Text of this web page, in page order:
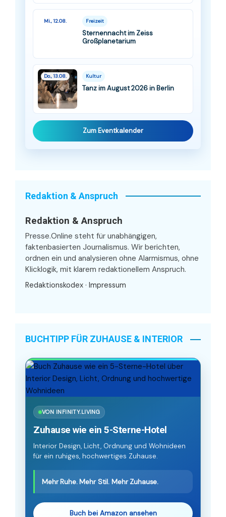
Mi., 12.08. Freizeit
Sternennacht im Zeiss
Großplanetarium
Do., 13.08. Kultur
Tanz im August 2026 in Berlin
Zum Eventkalender
Redaktion & Anspruch
Redaktion & Anspruch
Presse.Online steht für unabhängigen,
faktenbasierten Journalismus. Wir berichten,
ordnen ein und analysieren ohne Alarmismus, ohne
Klicklogik, mit klarem redaktionellem Anspruch.
Redaktionskodex · Impressum
BUCHTIPP FÜR ZUHAUSE & INTERIOR
VON INFINITY.LIVING
Zuhause wie ein 5-Sterne-Hotel
Interior Design, Licht, Ordnung und Wohnideen
für ein ruhiges, hochwertiges Zuhause.
Mehr Ruhe. Mehr Stil. Mehr Zuhause.
Buch bei Amazon ansehen